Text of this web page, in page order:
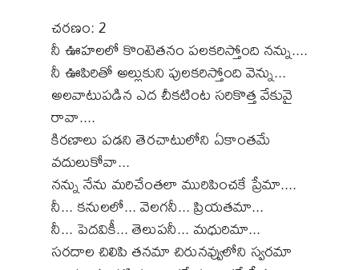
చరణం: 2
నీ ఊహలలో కొంటెతనం పలకరిస్తోంది నన్ను....
నీ ఊపిరితో అల్లుకుని పులకరిస్తోంది వెన్ను...
అలవాటుపడిన ఎద చీకటింట సరికొత్త వేకువై
రావా....
కిరణాలు పడని తెరచాటులోని ఏకాంతమే
వదులుకోవా...
నన్ను నేను మరిచేంతలా మురిపించకే ప్రేమా....
నీ... కనులలో... వెలగనీ... ప్రియతమా...
నీ... పెదవికీ... తెలుపనీ... మధురిమా...
సరదాల చిలిపి తనమా చిరునవ్వులోని స్వరమా